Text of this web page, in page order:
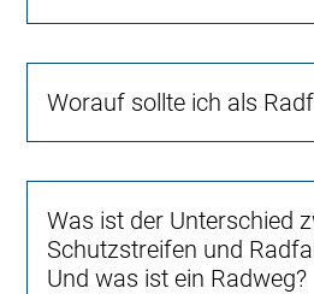
Worauf sollte ich als
Was ist der Unterschied
Schutzstreifen und
Und was ist ein Radweg?